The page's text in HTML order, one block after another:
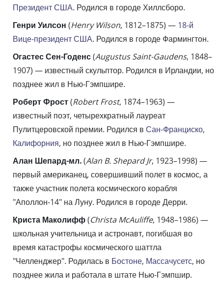
Президент США. Родился в городе Хиллсборо.
Генри Уилсон (Henry Wilson, 1812–1875) — 18-й
Вице-президент США. Родился в городе Фармингтон.
Огастес Сен-Годенс(Augustus Saint-Gaudens, 1848–
1907) — известный скульптор. Родился в Ирландии, но
позднее жил в Нью-Гэмпшире.
Роберт Фрост(Robert Frost, 1874–1963) —
известный поэт, четырехкратный лауреат
Пулитцеровской премии. Родился в Сан-Франциско,
Калифорния, но позднее жил в Нью-Гэмпшире.
Алан Шепард-мл.(Alan B. Shepard Jr, 1923–1998) —
первый американец, совершивший полет в космос, а
также участник полета космического корабля
"Аполлон-14" на Луну. Родился в городе Дерри.
Криста Маколифф(Christa McAuliffe, 1948–1986) —
школьная учительница и астронавт, погибшая во
время катастрофы космического шаттла
"Челленджер". Родилась в Бостоне, Массачусетс, но
позднее жила и работала в штате Нью-Гэмпшир.